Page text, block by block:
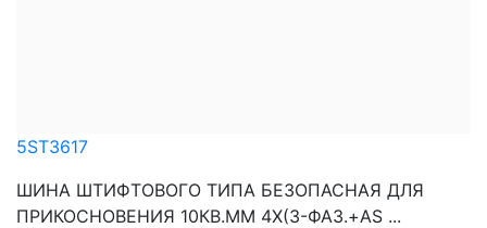
5ST3617
ШИНА ШТИФТОВОГО ТИПА БЕЗОПАСНАЯ ДЛЯ
ПРИКОСНОВЕНИЯ 10КВ.ММ 4Х(3-ФАЗ.+AS ...